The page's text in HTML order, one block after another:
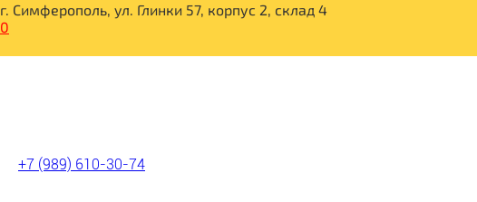
г. Симферополь, ул. Глинки 57, корпус 2, склад 4
0
+7 (989) 610-30-74